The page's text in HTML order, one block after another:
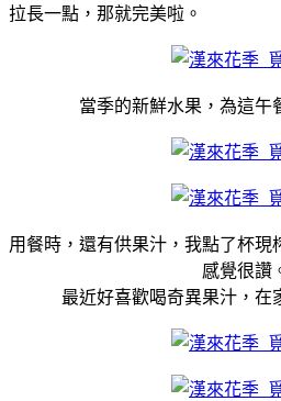
拉長一點，那就完美啦。
當季的新鮮水果，為這午
用餐時，還有供果汁，我點了杯現
感覺很讚
最近好喜歡喝奇異果汁，在